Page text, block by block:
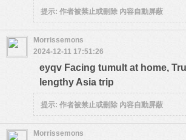
提示: 作者被禁止或刪除 內容自動屏蔽
Morrissemons
2024-12-11 17:51:26
eyqv Facing tumult at home,
lengthy Asia trip
提示: 作者被禁止或刪除 內容自動屏蔽
Morrissemons